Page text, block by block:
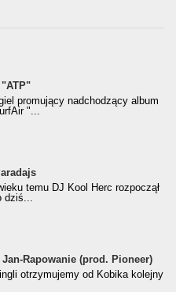
promujący nadchodzący album
"...
za
Album Roku
temu DJ Kool Herc rozpoczął
dziś...
(prod. Pioneer)
Rapowanie (prod. Pioneer)
otrzymujemy od Kobika kolejny